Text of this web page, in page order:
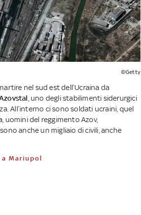
©Getty
nel sud est dell’Ucraina da
, uno degli stabilimenti siderurgici
All’interno ci sono soldati ucraini, quel
uomini del reggimento Azov,
anche un migliaio di civili, anche
a Mariupol